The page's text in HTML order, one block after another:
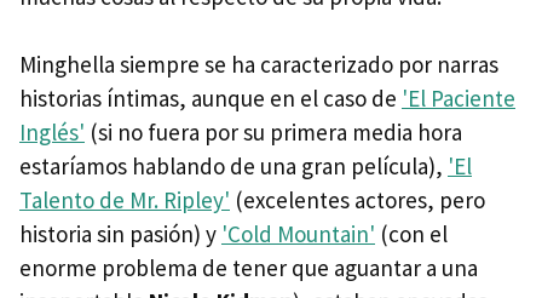
Minghella siempre se ha caracterizado por narras
historias íntimas, aunque en el caso de 'El Paciente
Inglés' (si no fuera por su primera media hora
estaríamos hablando de una gran película), 'El
Talento de Mr. Ripley' (excelentes actores, pero
historia sin pasión) y 'Cold Mountain' (con el
enorme problema de tener que aguantar a una